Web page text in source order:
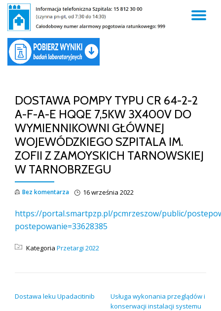
content
DOSTAWA POMPY TYPU CR 64-2-2
A-F-A-E HQQE 7,5KW 3X400V DO
WYMIENNIKOWNI GŁÓWNEJ
WOJEWÓDZKIEGO SZPITALA IM.
ZOFII Z ZAMOYSKICH TARNOWSKIEJ
W TARNOBRZEGU
16 września 2022
Bez komentarza
https://portal.smartpzp.pl/pcmrzeszow/public/
postepowanie=33628385
Kategoria Przetargi 2022
Dostawa leku Upadacitinib
Usługa wykonania przeglądów i
konserwacji instalacji systemu